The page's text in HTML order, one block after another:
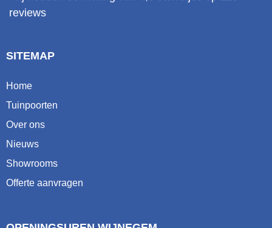
reviews
SITEMAP
Home
Tuinpoorten
Over ons
Nieuws
Showrooms
Offerte aanvragen